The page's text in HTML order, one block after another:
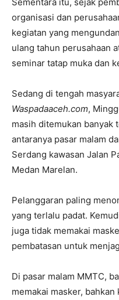
organisasi dan
kegiatan yang
ulang tahun perusahaan
seminar tatap muka dan
Sedang di tengah
Waspadaaceh.com,
masih ditemukan banyak
antaranya pasar malam
Serdang kawasan Jalan
Medan Marelan.
Pelanggaran paling
yang terlalu padat.
juga tidak memakai
pembatasan untuk
Di pasar malam MMTC,
memakai masker,